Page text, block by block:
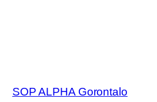
SOP ALPHA Gorontalo